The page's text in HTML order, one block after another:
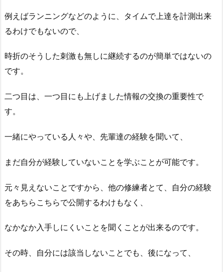
例えばランニングなどのように、タイムで上達を計測出来
るわけでもないので、
時折のそうした刺激も無しに継続するのが簡単ではないの
です。
二つ目は、一つ目にも上げました情報の交換の重要性で
す。
一緒にやっている人々や、先輩達の経験を聞いて、
まだ自分が経験していないことを学ぶことが可能です。
元々見えないことですから、他の修練者とて、自分の経験
をあちらこちらで公開するわけもなく、
なかなか入手しにくいことを聞くことが出来るのです。
その時、自分には該当しないことでも、後になって、